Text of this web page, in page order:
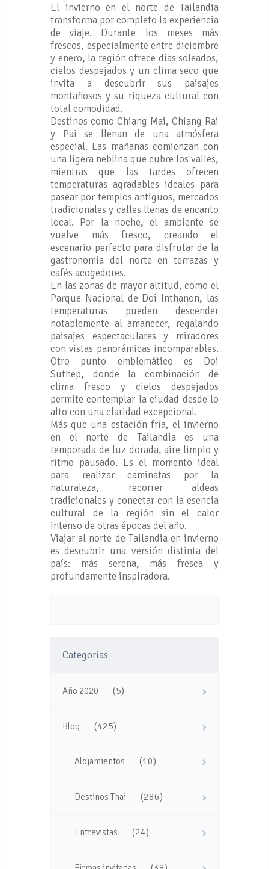
El invierno en el norte de Tailandia
transforma por completo la experiencia
de viaje. Durante los meses más
frescos, especialmente entre diciembre
y enero, la región ofrece días soleados,
cielos despejados y un clima seco que
invita a descubrir sus paisajes
montañosos y su riqueza cultural con
total comodidad.
Destinos como Chiang Mai, Chiang Rai
y Pai se llenan de una atmósfera
especial. Las mañanas comienzan con
una ligera neblina que cubre los valles,
mientras que las tardes ofrecen
temperaturas agradables ideales para
pasear por templos antiguos, mercados
tradicionales y calles llenas de encanto
local. Por la noche, el ambiente se
vuelve más fresco, creando el
escenario perfecto para disfrutar de la
gastronomía del norte en terrazas y
cafés acogedores.
En las zonas de mayor altitud, como el
Parque Nacional de Doi Inthanon, las
temperaturas pueden descender
notablemente al amanecer, regalando
paisajes espectaculares y miradores
con vistas panorámicas incomparables.
Otro punto emblemático es Doi
Suthep, donde la combinación de
clima fresco y cielos despejados
permite contemplar la ciudad desde lo
alto con una claridad excepcional.
Más que una estación fría, el invierno
en el norte de Tailandia es una
temporada de luz dorada, aire limpio y
ritmo pausado. Es el momento ideal
para realizar caminatas por la
naturaleza, recorrer aldeas
tradicionales y conectar con la esencia
cultural de la región sin el calor
intenso de otras épocas del año.
Viajar al norte de Tailandia en invierno
es descubrir una versión distinta del
país: más serena, más fresca y
profundamente inspiradora.
Categorías
Año 2020 (5)
Blog (425)
Alojamientos (10)
Destinos Thai (286)
Entrevistas (24)